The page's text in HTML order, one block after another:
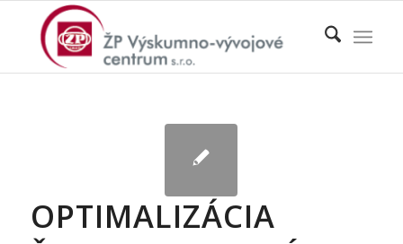
OPTIMALIZÁCIA